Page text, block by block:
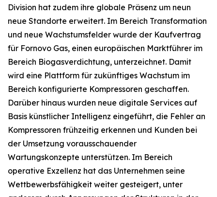
Division hat zudem ihre globale Präsenz um neun
neue Standorte erweitert. Im Bereich Transformation
und neue Wachstumsfelder wurde der Kaufvertrag
für Fornovo Gas, einen europäischen Marktführer im
Bereich Biogasverdichtung, unterzeichnet. Damit
wird eine Plattform für zukünftiges Wachstum im
Bereich konfigurierte Kompressoren geschaffen.
Darüber hinaus wurden neue digitale Services auf
Basis künstlicher Intelligenz eingeführt, die Fehler an
Kompressoren frühzeitig erkennen und Kunden bei
der Umsetzung vorausschauender
Wartungskonzepte unterstützen. Im Bereich
operative Exzellenz hat das Unternehmen seine
Wettbewerbsfähigkeit weiter gesteigert, unter